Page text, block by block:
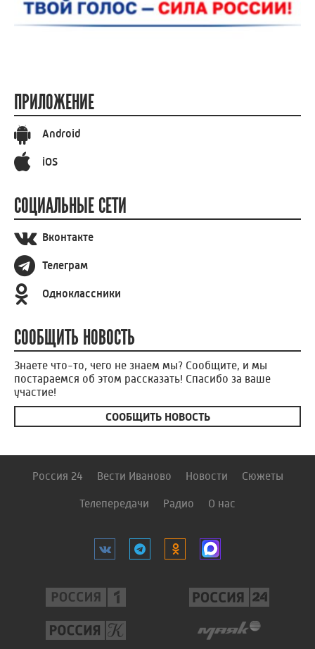
ПРИЛОЖЕНИЕ
Android
iOS
СОЦИАЛЬНЫЕ СЕТИ
Вконтакте
Телеграм
Одноклассники
СООБЩИТЬ НОВОСТЬ
Знаете что-то, чего не знаем мы? Сообщите, и мы
постараемся об этом рассказать! Спасибо за ваше
участие!
СООБЩИТЬ НОВОСТЬ
Россия 24 Вести Иваново Новости Сюжеты
Телепередачи Радио О нас